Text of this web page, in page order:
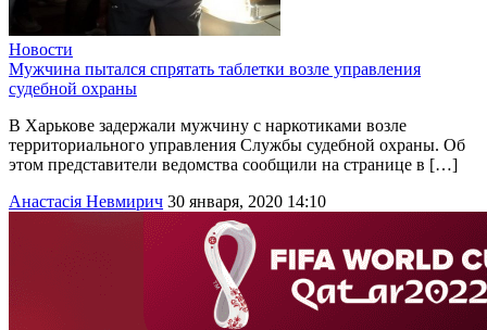
Новости
Мужчина пытался спрятать таблетки возле управления
судебной охраны
В Харькове задержали мужчину с наркотиками возле
территориального управления Службы судебной охраны. Об
этом представители ведомства сообщили на странице в […]
Анастасія Невмирич 30 января, 2020 14:10